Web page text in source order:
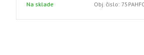
Na sklade Obj. čislo: 75PAHF03 CJ202